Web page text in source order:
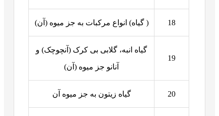
18 ( گیاه) انواع مرکبات به جز میوه (آن)
19
گیاه انبه، گلابی بی کرک (آنچوچک) و
آنانو جز میوه (آن)
20 گیاه زیتون به جز میوه آن